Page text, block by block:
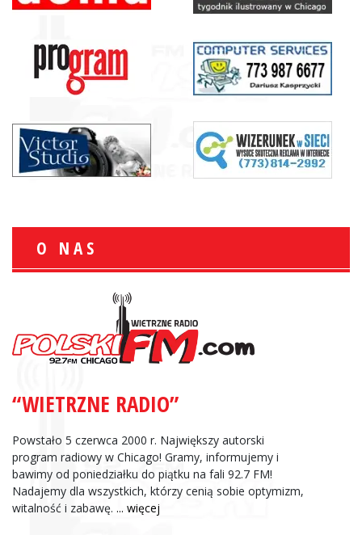
O NAS
“WIETRZNE RADIO”
Powstało 5 czerwca 2000 r. Największy autorski
program radiowy w Chicago! Gramy, informujemy i
bawimy od poniedziałku do piątku na fali 92.7 FM!
Nadajemy dla wszystkich, którzy cenią sobie optymizm,
witalność i zabawę. ... więcej